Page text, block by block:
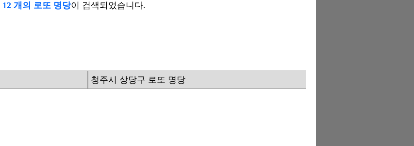
12 개의 로또 명당이 검색되었습니다.
청주시 상당구 로또 명당